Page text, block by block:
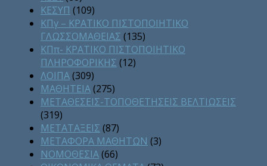
ΚΕΣΥΠ (109)
ΚΠγ – ΚΡΑΤΙΚΟ ΠΙΣΤΟΠΟΙΗΤΙΚΟ
ΓΛΩΣΣΟΜΑΘΕΙΑΣ (135)
ΚΠπ- ΚΡΑΤΙΚΟ ΠΙΣΤΟΠΟΙΗΤΙΚΟ
ΠΛΗΡΟΦΟΡΙΚΗΣ (12)
ΛΟΙΠΑ(309)
ΜΑΘΗΤΕΙΑ(275)
ΜΕΤΑΘΕΣΕΙΣ-ΤΟΠΟΘΕΤΗΣΕΙΣ ΒΕΛΤΙΩΣΕΙΣ
(319)
ΜΕΤΑΤΑΞΕΙΣ (87)
ΜΕΤΑΦΟΡΑ ΜΑΘΗΤΩΝ (3)
ΝΟΜΟΘΕΣΙΑ(66)